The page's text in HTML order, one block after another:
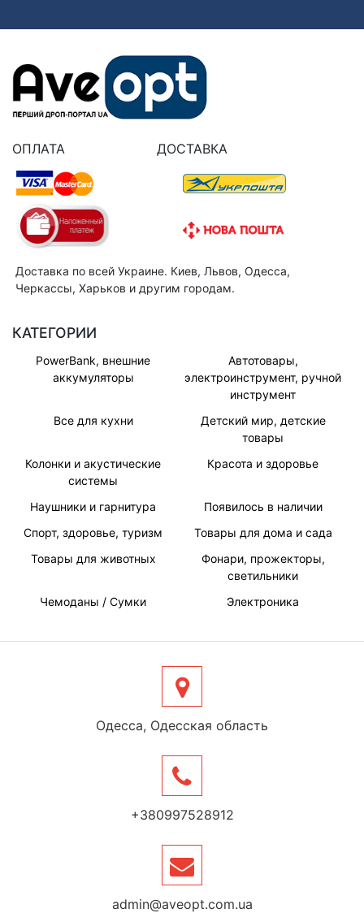
ОПЛАТА ДОСТАВКА
Доставка по всей Украине. Киев, Львов, Одесса,
Черкассы, Харьков и другим городам.
КАТЕГОРИИ
PowerBank, внешние
аккумуляторы
Автотовары,
электроинструмент, ручной
инструмент
Все для кухни
Детский мир, детские
товары
Колонки и акустические
системы
Красота и здоровье
Наушники и гарнитура
Появилось в наличии
Спорт, здоровье, туризм
Товары для дома и сада
Товары для животных
Фонари, прожекторы,
светильники
Чемоданы / Сумки
Электроника
Одесса, Одесская область
+380997528912
admin@aveopt.com.ua